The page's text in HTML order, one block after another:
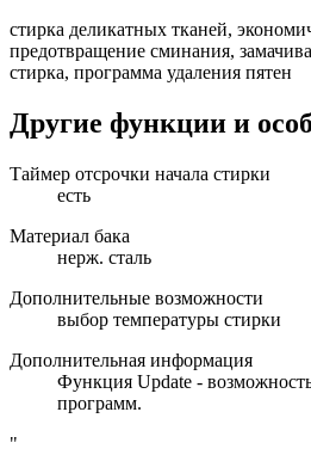
стирка деликатных тканей,
предотвращение сминания,
стирка, программа удаления пятен
Другие функции и
Таймер отсрочки начала стирки
есть
Материал бака
нерж. сталь
Дополнительные возможности
выбор температуры стирки
Дополнительная информация
Функция Update -
программ.
"